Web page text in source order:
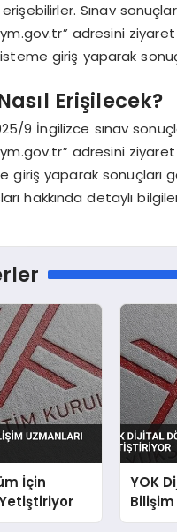
Sınav
adresini
giriş yaparak
Erişilecek?
9 İngilizce sınav
adresini ziyaret
giriş yaparak sonuçları
hakkında detaylı
İçin
YOK